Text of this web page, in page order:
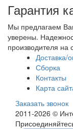
Гарантия
Мы предлагаем
уверены.
производителя на
Доставка/
Сборка
Контакты
Карта
Заказать звонок
2011-2026 ©